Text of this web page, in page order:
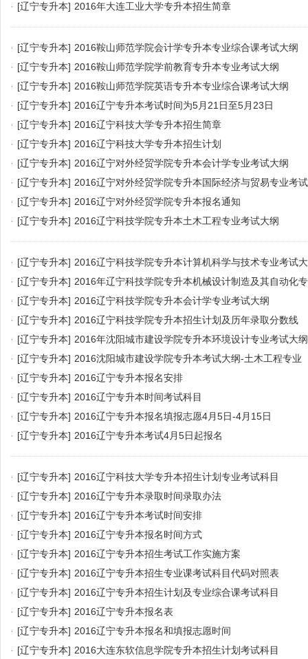
· [辽宁专升本] 2016年大连工业大学专升本招生简章
· [辽宁专升本] 2016鞍山师范学院会计学专升本专业综合课考试大纲
· [辽宁专升本] 2016鞍山师范学院学前教育专升本专业考试大纲
· [辽宁专升本] 2016鞍山师范学院英语专升本专业综合课考试大纲
· [辽宁专升本] 2016辽宁专升本考试时间为5月21日至5月23日
· [辽宁专升本] 2016辽宁科技大学专升本招生简章
· [辽宁专升本] 2016辽宁科技大学专升本招生计划
· [辽宁专升本] 2016辽宁对外经贸学院专升本会计学专业考试大纲
· [辽宁专升本] 2016辽宁对外经贸学院专升本国际经济与贸易专业考
· [辽宁专升本] 2016辽宁对外经贸学院专升本报名通知
· [辽宁专升本] 2016辽宁科技学院专升本土木工程专业考试大纲
· [辽宁专升本] 2016辽宁科技学院专升本计算机科学与技术专业考试
· [辽宁专升本] 2016年辽宁科技学院专升本机械设计制造及其自动化
· [辽宁专升本] 2016辽宁科技学院专升本会计学专业考试大纲
· [辽宁专升本] 2016辽宁科技学院专升本招生计划及历年录取分数线
· [辽宁专升本] 2016年沈阳城市建设学院专升本环境设计专业考试大纲
· [辽宁专升本] 2016沈阳城市建设学院专升本考试大纲-土木工程专业
· [辽宁专升本] 2016辽宁专升本报名安排
· [辽宁专升本] 2016辽宁专升本时间考试科目
· [辽宁专升本] 2016辽宁专升本报名填报志愿4月5日-4月15日
· [辽宁专升本] 2016辽宁专升本考试4月5日起报名
· [辽宁专升本] 2016辽宁科技大学专升本招生计划专业考试科目
· [辽宁专升本] 2016辽宁专升本录取时间录取办法
· [辽宁专升本] 2016辽宁专升本考试时间安排
· [辽宁专升本] 2016辽宁专升本报名时间方式
· [辽宁专升本] 2016辽宁专升本招生考试工作实施方案
· [辽宁专升本] 2016辽宁专升本招生专业课考试科目代码对照表
· [辽宁专升本] 2016辽宁专升本招生计划及专业综合课考试科目
· [辽宁专升本] 2016辽宁专升本报名表
· [辽宁专升本] 2016辽宁专升本报名和填报志愿时间
· [辽宁专升本] 2016大连东软信息学院专升本招生计划考试科目